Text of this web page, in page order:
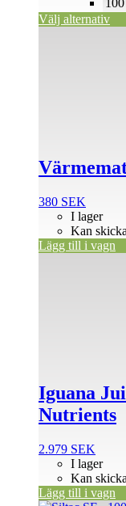
Välj alternativ
380 SEK
I lager
Kan
Lägg till i vagn
Iguana
Nutrients
2.979 SEK
I lager
Kan
Lägg till i vagn